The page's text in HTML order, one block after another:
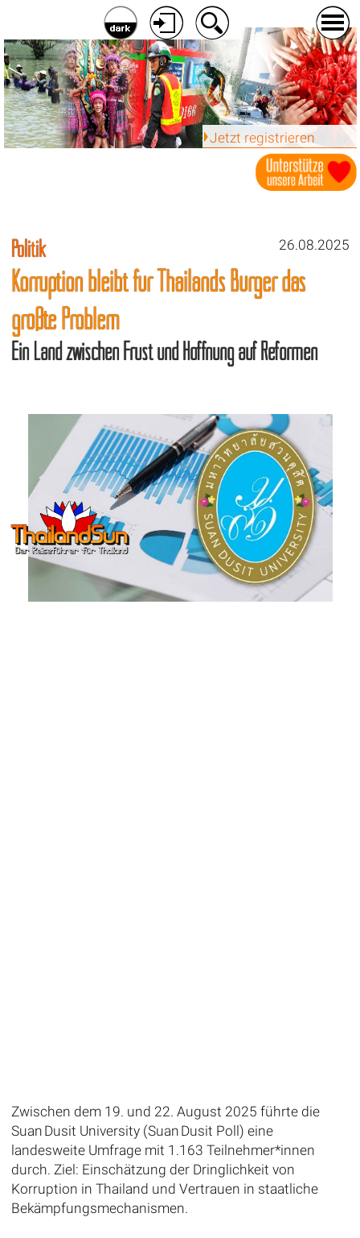
Jetzt registrieren
26.08.2025
Politik
Korruption bleibt für Thailands Bürger das
größte Problem
Ein Land zwischen Frust und Hoffnung auf Reformen
Zwischen dem 19. und 22. August 2025 führte die
Suan Dusit University (Suan Dusit Poll) eine
landesweite Umfrage mit 1.163 Teilnehmer*innen
durch. Ziel: Einschätzung der Dringlichkeit von
Korruption in Thailand und Vertrauen in staatliche
Bekämpfungsmechanismen.